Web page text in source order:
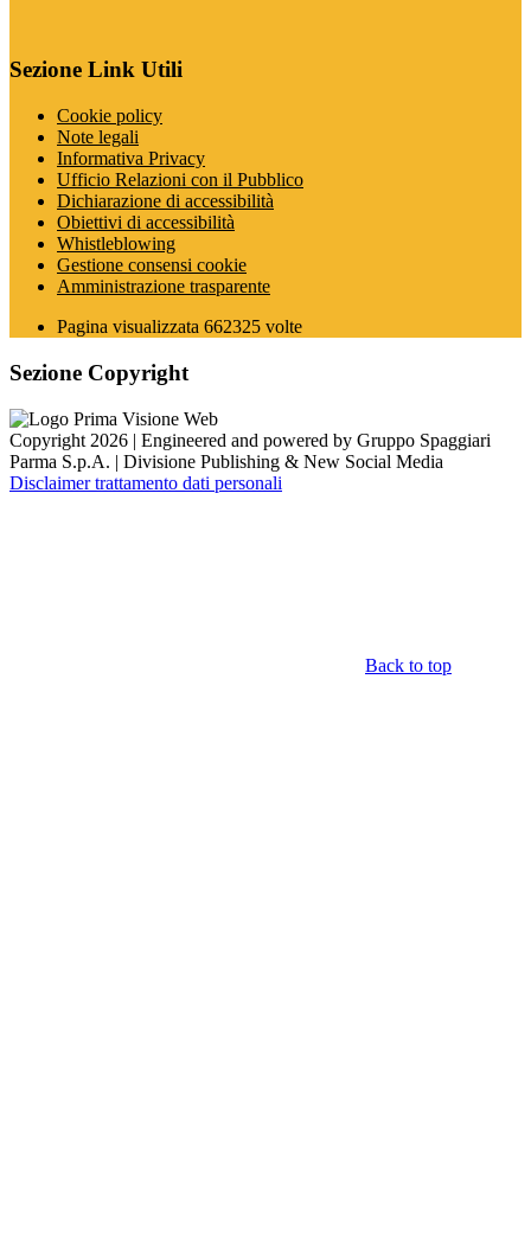
Sezione Link Utili
Cookie policy
Note legali
Informativa Privacy
Ufficio Relazioni con il Pubblico
Dichiarazione di accessibilità
Obiettivi di accessibilità
Whistleblowing
Gestione consensi cookie
Amministrazione trasparente
Pagina visualizzata 662325 volte
Sezione Copyright
Copyright 2026 | Engineered and powered by Gruppo Spaggiari
Parma S.p.A. | Divisione Publishing & New Social Media
Disclaimer trattamento dati personali
Back to top